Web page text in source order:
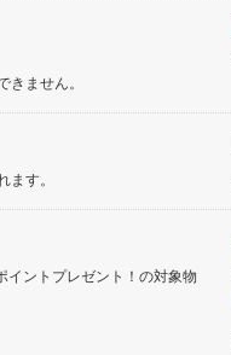
ません。
す。
イントプレゼント！の対象物